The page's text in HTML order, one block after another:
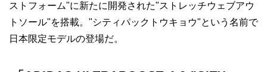
ストフォーム"に新たに開発された"ストレッチウェブアウ
トソール"を搭載。"シティパックトウキョウ"という名前で
日本限定モデルの登場だ。